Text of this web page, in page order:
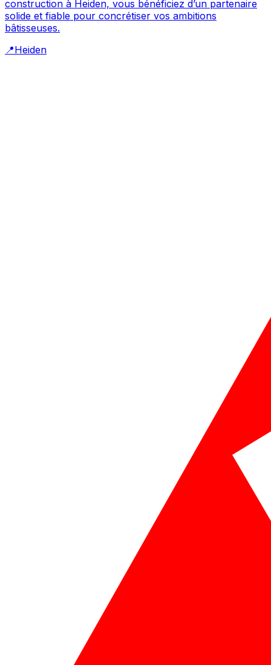
construction à Heiden, vous bénéficiez d’un partenaire
solide et fiable pour concrétiser vos ambitions
bâtisseuses.
📍Heiden